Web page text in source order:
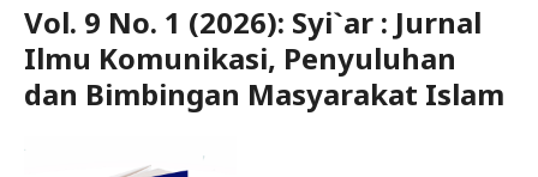
Vol. 9 No. 1 (2026): Syi`ar : Jurnal
Ilmu Komunikasi, Penyuluhan
dan Bimbingan Masyarakat Islam